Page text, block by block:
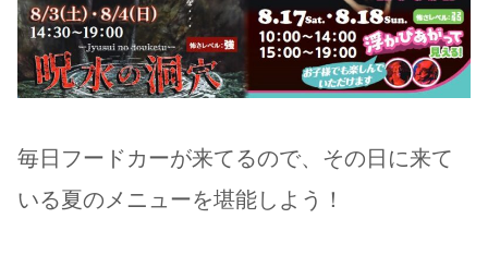
毎日フードカーが来てるので、その日に来て
いる夏のメニューを堪能しよう！